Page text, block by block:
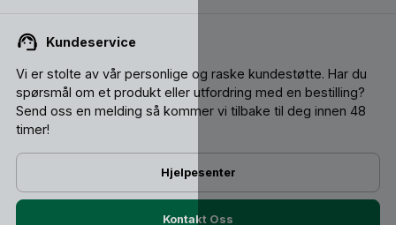
Kundeservice
Vi er stolte av vår personlige og raske kundestøtte. Har du
spørsmål om et produkt eller utfordring med en bestilling?
Send oss ​​en melding så kommer vi tilbake til deg innen 48
timer!
Hjelpesenter
Kontakt Oss